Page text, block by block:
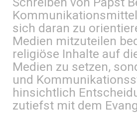
sich daran zu
Medien mitzuteilen
religiöse Inhalte auf
Medien zu setzen,
und
hinsichtlich
zutiefst mit dem